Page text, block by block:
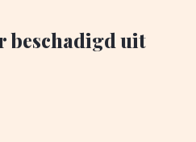
beschadigd uit